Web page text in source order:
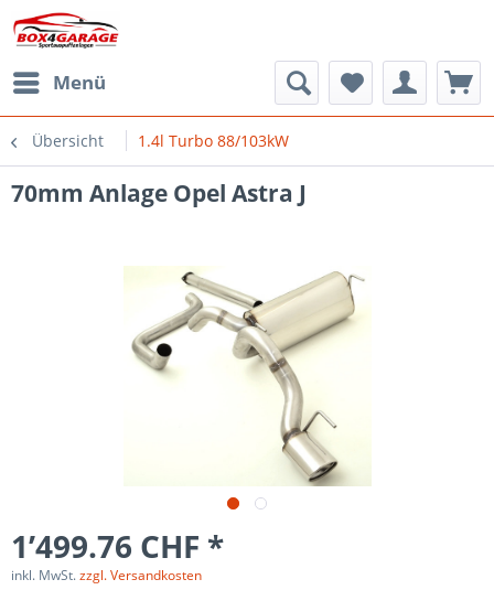
Menü
Übersicht 1.4l Turbo 88/103kW
70mm Anlage Opel Astra J
1’499.76 CHF *
inkl. MwSt.zzgl. Versandkosten